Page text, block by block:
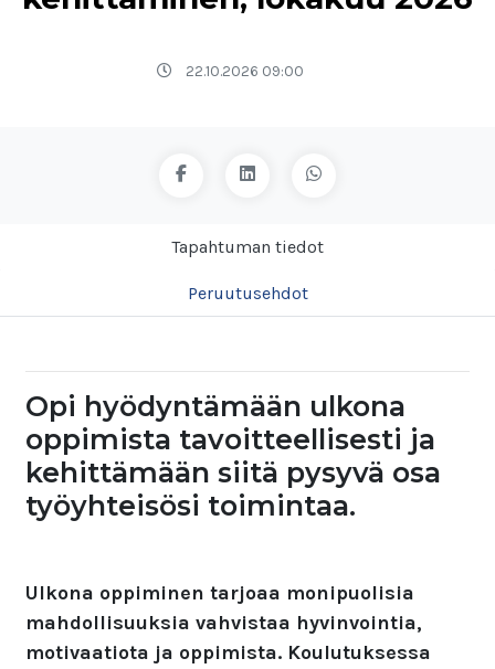
22.10.2026 09:00
Tapahtuman tiedot
Peruutusehdot
Opi hyödyntämään ulkona
oppimista tavoitteellisesti ja
kehittämään siitä pysyvä osa
työyhteisösi toimintaa.
Ulkona oppiminen tarjoaa monipuolisia
mahdollisuuksia vahvistaa hyvinvointia,
motivaatiota ja oppimista. Koulutuksessa